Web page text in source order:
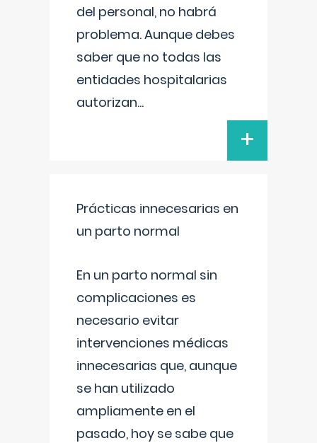
del personal, no habrá
problema. Aunque debes
saber que no todas las
entidades hospitalarias
autorizan...
+
Prácticas innecesarias en
un parto normal
En un parto normal sin
complicaciones es
necesario evitar
intervenciones médicas
innecesarias que, aunque
se han utilizado
ampliamente en el
pasado, hoy se sabe que